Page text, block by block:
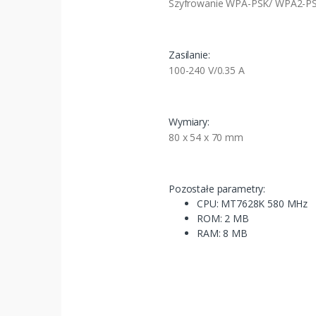
Szyfrowanie WPA-PSK/ WPA2-
Zasilanie:
100-240 V/0.35 A
Wymiary:
80 x 54 x 70 mm
Pozostałe parametry:
CPU: MT7628K 580 MHz
ROM: 2 MB
RAM: 8 MB